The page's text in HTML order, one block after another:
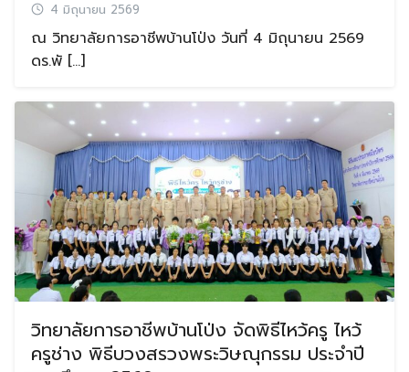
4 มิถุนายน 2569
ณ วิทยาลัยการอาชีพบ้านโป่ง วันที่ 4 มิถุนายน 2569
ดร.พั […]
วิทยาลัยการอาชีพบ้านโป่ง จัดพิธีไหว้ครู ไหว้
ครูช่าง พิธีบวงสรวงพระวิษณุกรรม ประจำปี